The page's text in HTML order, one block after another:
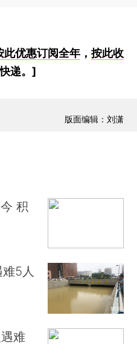
此优惠订阅全年， 按此收
递。]
版面编辑：刘潇
积
5人
难